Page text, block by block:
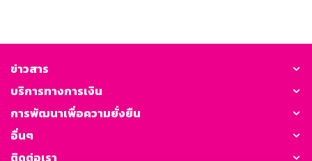
ข่าวสาร
บริการทางการเงิน
การพัฒนาเพื่อความยั่งยืน
อื่นๆ